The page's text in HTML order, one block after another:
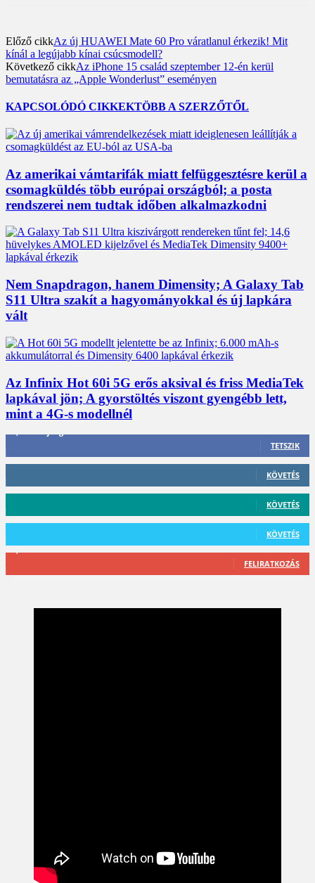
Előző cikkAz új HUAWEI Mate 60 Pro váratlanul érkezik! Mit
kínál a legújabb kínai csúcsmodell?
Következő cikkAz iPhone 15 család szeptember 12-én kerül
bemutatásra az „Apple Wonderlust” eseményen
KAPCSOLÓDÓ CIKKEKTÖBB A SZERZŐTŐL
Az amerikai vámtarifák miatt felfüggesztésre kerül a
csomagküldés több európai országból; a posta
rendszerei nem tudtak időben alkalmazkodni
Nem Snapdragon, hanem Dimensity; A Galaxy Tab
S11 Ultra szakít a hagyományokkal és új lapkára
vált
Az Infinix Hot 60i 5G erős aksival és friss MediaTek
lapkával jön; A gyorstöltés viszont gyengébb lett,
mint a 4G-s modellnél
TETSZIK
KÖVETÉS
KÖVETÉS
KÖVETÉS
FELIRATKOZÁS